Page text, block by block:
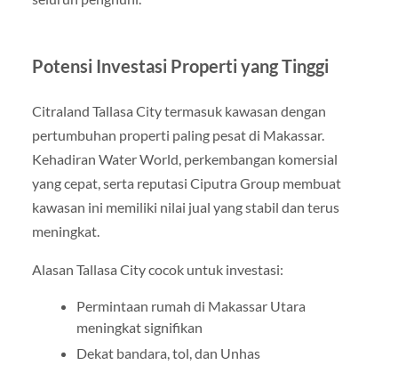
Potensi Investasi Properti yang Tinggi
Citraland Tallasa City termasuk kawasan dengan
pertumbuhan properti paling pesat di Makassar.
Kehadiran Water World, perkembangan komersial
yang cepat, serta reputasi Ciputra Group membuat
kawasan ini memiliki nilai jual yang stabil dan terus
meningkat.
Alasan Tallasa City cocok untuk investasi:
Permintaan rumah di Makassar Utara
meningkat signifikan
Dekat bandara, tol, dan Unhas